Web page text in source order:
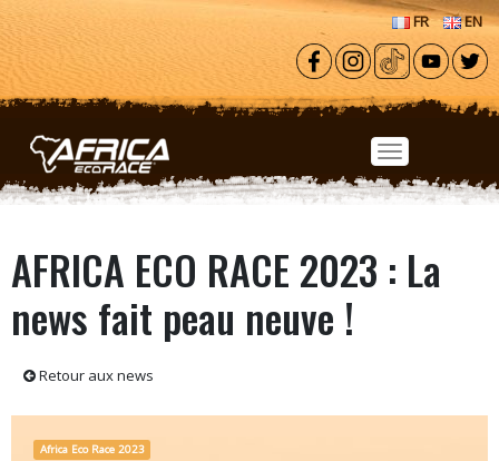
Aller au contenu principal
FR EN
AFRICA ECO RACE 2023 : La
news fait peau neuve !
Retour aux news
Africa Eco Race 2023